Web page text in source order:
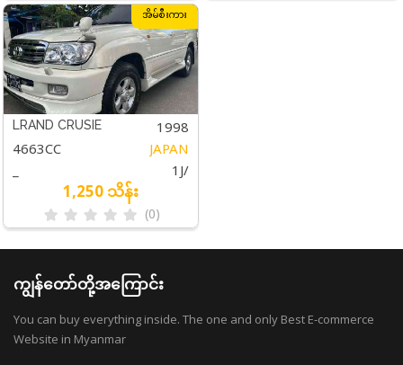
အိမ်စီးကား
LRAND CRUSIE 1998
4663CC JAPAN
_ 1J/
1,250 သိန်း
(0)
ကျွန်တော်တို့အကြောင်း
You can buy everything inside. The one and only Best E-commerce
Website in Myanmar